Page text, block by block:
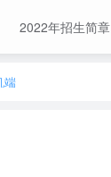
2022年招生简章
端